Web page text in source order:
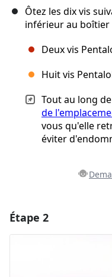
Ôtez les dix vis
inférieur au boîtier
Deux vis
Huit vis
Tout au long
de
vous qu'elle
éviter
Étape 2